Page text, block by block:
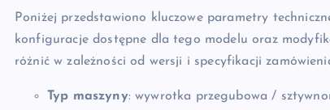
Poniżej przedstawiono kluczowe parametry
konfiguracje dostępne dla tego modelu oraz
różnić w zależności od wersji i specyfikacji
Typ maszyny: wywrotka przegubowa /